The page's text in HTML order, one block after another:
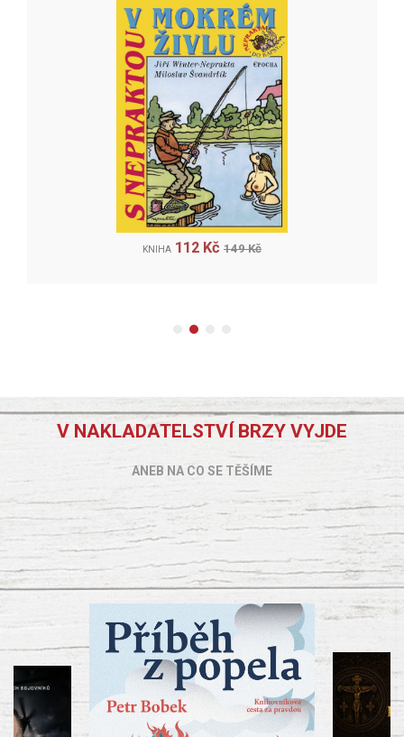
KNIHA 112 Kč 149 Kč
V NAKLADATELSTVÍ BRZY VYJDE
ANEB NA CO SE TĚŠÍME